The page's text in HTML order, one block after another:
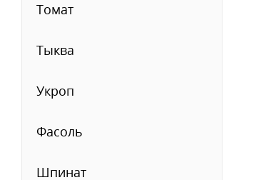
Томат
Тыква
Укроп
Фасоль
Шпинат